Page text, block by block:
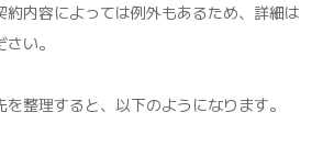
約内容によっては例外もあるため、詳細は
い。
整理すると、以下のようになります。